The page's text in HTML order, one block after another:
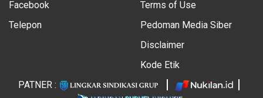
Facebook
Telepon
Terms of Use
Pedoman Media Siber
Disclaimer
Kode Etik
PATNER :